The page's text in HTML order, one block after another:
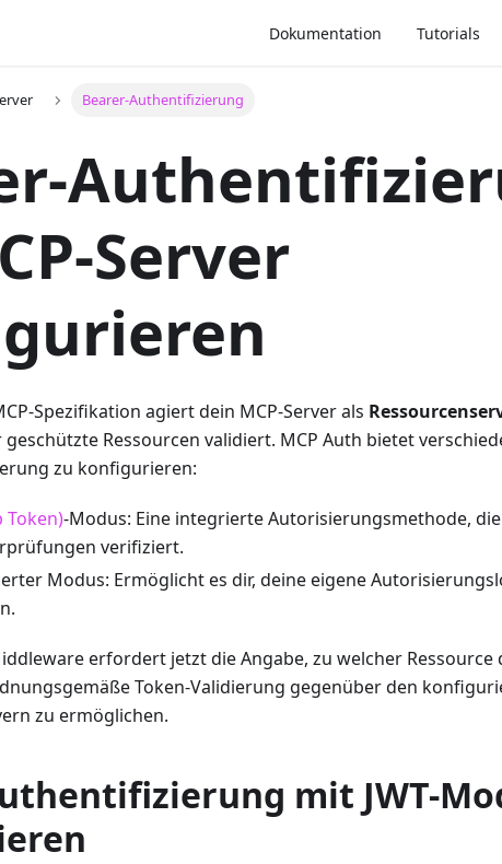
Dokumentation Tutorials
Bearer-Authentifizierung
Server
Spezifikation agiert dein MCP-Server als
Ressourcen validiert. MCP Auth bietet
zu konfigurieren:
Token)-Modus: Eine integrierte Autorisierungsmethode, die
verifiziert.
Modus: Ermöglicht es dir, deine eigene
erfordert jetzt die Angabe, zu welcher Ressource
Token-Validierung gegenüber den
zu ermöglichen.
mit JWT-